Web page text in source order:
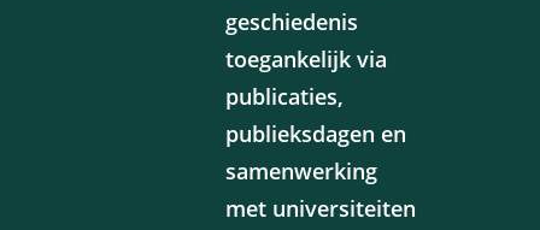
geschiedenis
toegankelijk via
publicaties,
publieksdagen en
samenwerking
met universiteiten